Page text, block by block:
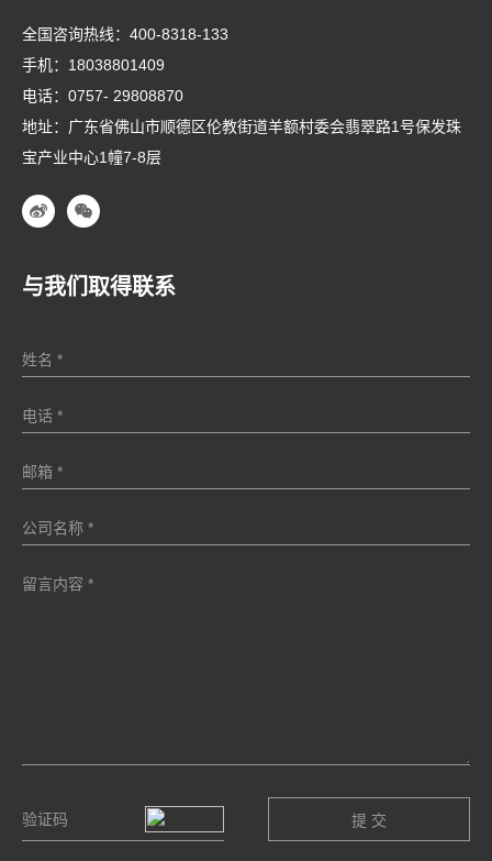
全国咨询热线： 400-8318-133
手机： 18038801409
电话： 0757- 29808870
地址：广东省佛山市顺德区伦教街道羊额村委会翡翠路1号保发珠
宝产业中心1幢7-8层
与我们取得联系